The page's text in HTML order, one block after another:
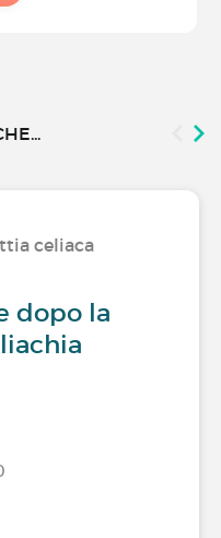
celiaca
dopo la